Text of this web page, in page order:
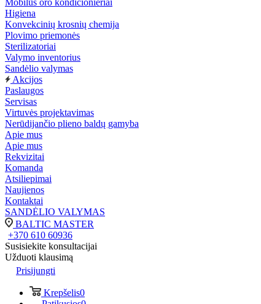
Mobilūs oro kondicionieriai
Higiena
Konvekcinių krosnių chemija
Plovimo priemonės
Sterilizatoriai
Valymo inventorius
Sandėlio valymas
Akcijos
Paslaugos
Servisas
Virtuvės projektavimas
Nerūdijančio plieno baldų gamyba
Apie mus
Apie mus
Rekvizitai
Komanda
Atsiliepimai
Naujienos
Kontaktai
SANDĖLIO VALYMAS
BALTIC MASTER
+370 610 60936
Susisiekite konsultacijai
Užduoti klausimą
Prisijungti
Krepšelis0